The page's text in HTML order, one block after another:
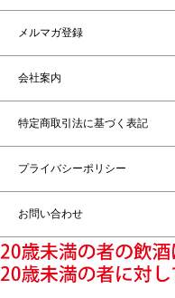
メルマガ登録
会社案内
特定商取引法に基づく表記
プライバシーポリシー
お問い合わせ